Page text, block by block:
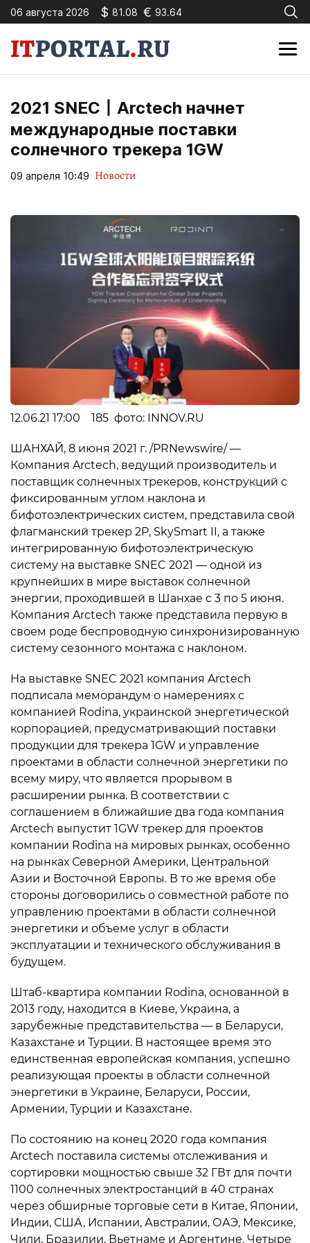
06 августа 2026 $ 81.08 € 93.64
2021 SNEC丨Arctech начнет
международные поставки
солнечного трекера 1GW
09 апреля 10:49 Новости
12.06.21 17:00 185 фото: INNOV.RU
ШАНХАЙ, 8 июня 2021 г. /PRNewswire/ —
Компания Arctech, ведущий производитель и
поставщик солнечных трекеров, конструкций с
фиксированным углом наклона и
бифотоэлектрических систем, представила свой
флагманский трекер 2P, SkySmart II, а также
интегрированную бифотоэлектрическую
систему на выставке SNEC 2021 — одной из
крупнейших в мире выставок солнечной
энергии, проходившей в Шанхае с 3 по 5 июня.
Компания Arctech также представила первую в
своем роде беспроводную синхронизированную
систему сезонного монтажа с наклоном.
На выставке SNEC 2021 компания Arctech
подписала меморандум о намерениях с
компанией Rodina, украинской энергетической
корпорацией, предусматривающий поставки
продукции для трекера 1GW и управление
проектами в области солнечной энергетики по
всему миру, что является прорывом в
расширении рынка. В соответствии с
соглашением в ближайшие два года компания
Arctech выпустит 1GW трекер для проектов
компании Rodina на мировых рынках, особенно
на рынках Северной Америки, Центральной
Азии и Восточной Европы. В то же время обе
стороны договорились о совместной работе по
управлению проектами в области солнечной
энергетики и объеме услуг в области
эксплуатации и технического обслуживания в
будущем.
Штаб-квартира компании Rodina, основанной в
2013 году, находится в Киеве, Украина, а
зарубежные представительства — в Беларуси,
Казахстане и Турции. В настоящее время это
единственная европейская компания, успешно
реализующая проекты в области солнечной
энергетики в Украине, Беларуси, России,
Армении, Турции и Казахстане.
По состоянию на конец 2020 года компания
Arctech поставила системы отслеживания и
сортировки мощностью свыше 32 ГВт для почти
1100 солнечных электростанций в 40 странах
через обширные торговые сети в Китае, Японии,
Индии, США, Испании, Австралии, ОАЭ, Мексике,
Чили, Бразилии, Вьетнаме и Аргентине. Четыре